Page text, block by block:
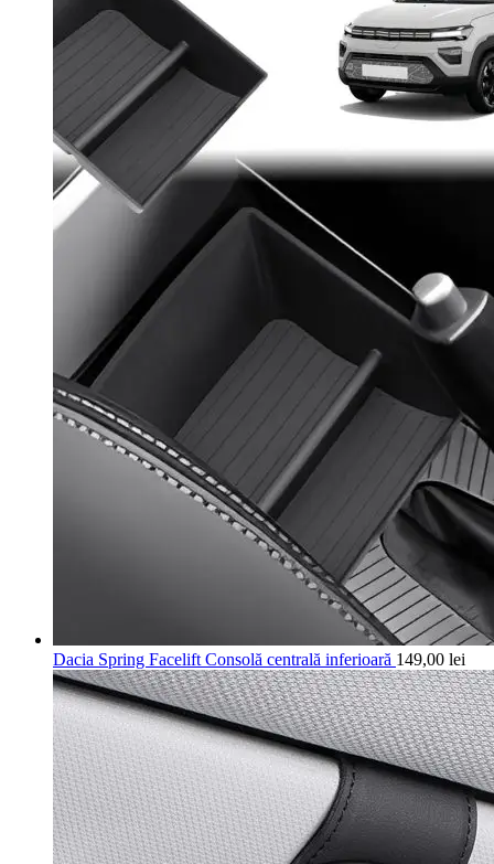
Dacia Spring Facelift Consolă centrală inferioară 149,00 lei